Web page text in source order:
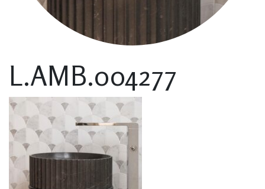
L.AMB.004277